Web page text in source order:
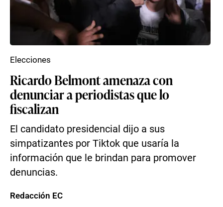
Ricardo Belmont amenaza con
denunciar a periodistas que lo
fiscalizan
El candidato presidencial dijo a sus
simpatizantes por Tiktok que usaría la
información que le brindan para promover
denuncias.
Elecciones
Redacción EC